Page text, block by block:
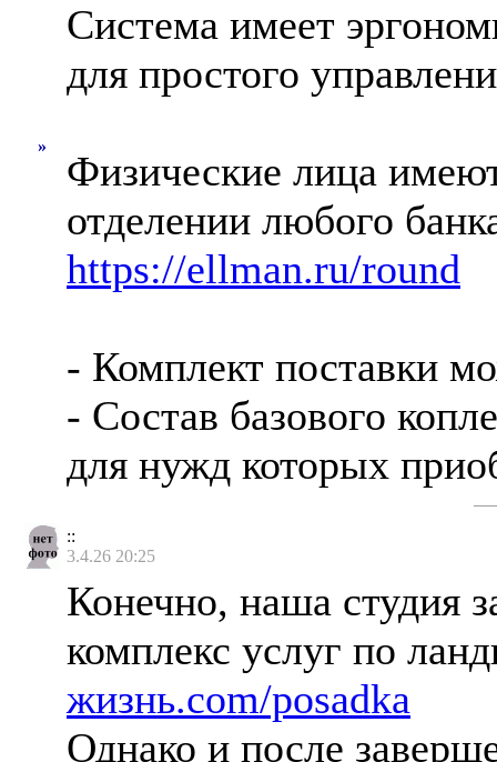
»
Система имеет
для простого
Физические лица
отделении любого
https://ellman.ru/round
- Комплект поставки
- Состав базового
для нужд которых
::
3.4.26 20:25
Конечно, наша студия
комплекс услуг по
жизнь.com/posadka
Однако и после